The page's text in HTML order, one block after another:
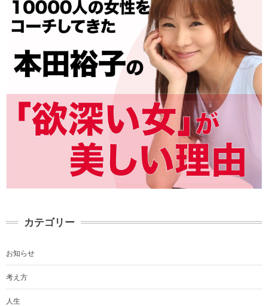
カテゴリー
お知らせ
考え方
人生